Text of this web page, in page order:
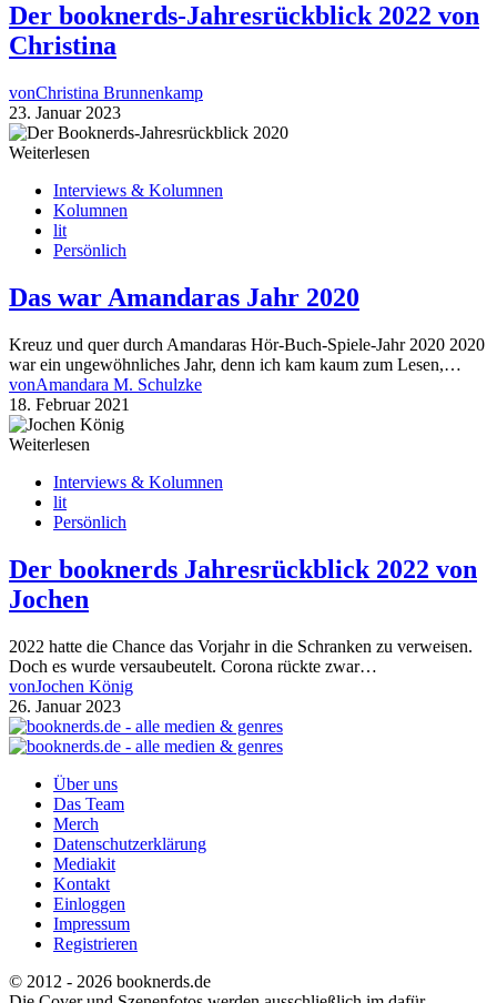
Der booknerds-Jahresrückblick 2022 von
Christina
vonChristina Brunnenkamp
23. Januar 2023
Weiterlesen
Interviews & Kolumnen
Kolumnen
lit
Persönlich
Das war Amandaras Jahr 2020
Kreuz und quer durch Amandaras Hör-Buch-Spiele-Jahr 2020 2020
war ein ungewöhnliches Jahr, denn ich kam kaum zum Lesen,…
vonAmandara M. Schulzke
18. Februar 2021
Weiterlesen
Interviews & Kolumnen
lit
Persönlich
Der booknerds Jahresrückblick 2022 von
Jochen
2022 hatte die Chance das Vorjahr in die Schranken zu verweisen.
Doch es wurde versaubeutelt. Corona rückte zwar…
vonJochen König
26. Januar 2023
Über uns
Das Team
Merch
Datenschutzerklärung
Mediakit
Kontakt
Einloggen
Impressum
Registrieren
© 2012 - 2026 booknerds.de